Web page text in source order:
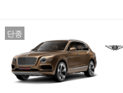
단종